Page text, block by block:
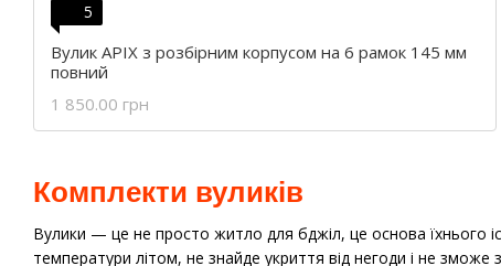
Комплекти вуликів
Вулики — це не просто житло для бджіл, це основа їхнього
температури літом, не знайде укриття від негоди і не
5
Вулик APIX з розбірним корпусом на 6 рамок 145 мм
повний
1 850.00 грн